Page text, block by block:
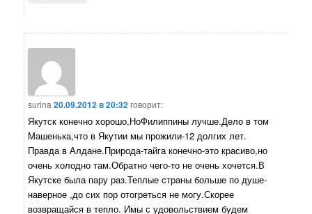
surina 20.09.2012 в 20:32говорит:
Якутск конечно хорошо,НоФилиппины лучше.Дело в том
Машенька,что в Якутии мы прожили-12 долгих лет.
Правда в Алдане.Природа-тайга конечно-это красиво,но
очень холодно там.Обратно чего-то не очень хочется.В
Якутске была пару раз.Теплые страны больше по душе-
наверное ,до сих пор отогреться не могу.Скорее
возвращайся в тепло. Имы с удовольствием будем